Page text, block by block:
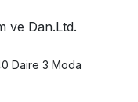
ve Dan.Ltd.
Daire 3 Moda